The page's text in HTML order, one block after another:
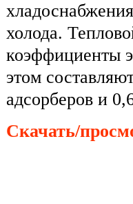
холода.
коэффициенты
этом
адсорберов и
Скачать/